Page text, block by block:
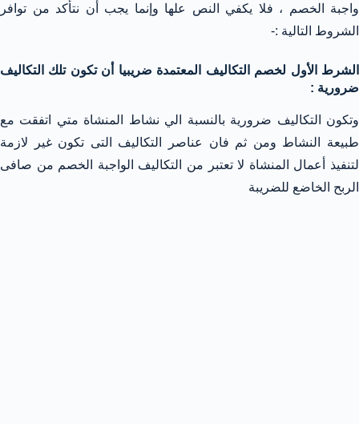
واجبة الخصم ، فلا يكفي النص علها وإنما يجب أن نتأكد من توافر
الشروط التالية :-
الشرط الأول لخصم التكاليف المعتمدة ضريبيا أن تكون تلك التكاليف
ضرورية :
وتكون التكاليف ضرورية بالنسبة الي نشاط المنشاة متي اتفقت مع
طبيعة النشاط ومن ثم فان عناصر التكاليف التى تكون غير لازمة
لتنفيذ أعمال المنشاة لا تعتبر من التكاليف الواجبة الخصم من صافى
الربح الخاضع للضريبة